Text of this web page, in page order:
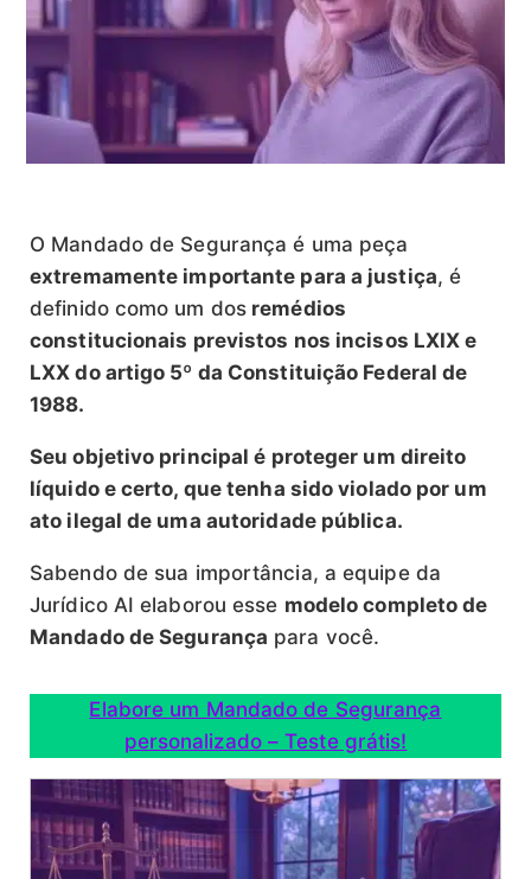
O Mandado de Segurança é uma peça
extremamente importante para a justiça, é
definido como um dos remédios
constitucionais previstos nos incisos LXIX e
LXX do artigo 5º da Constituição Federal de
1988.
Seu objetivo principal é proteger um direito
líquido e certo, que tenha sido violado por um
ato ilegal de uma autoridade pública.
Sabendo de sua importância, a equipe da
Jurídico AI elaborou esse modelo completo de
Mandado de Segurança para você.
Elabore um Mandado de Segurança
personalizado – Teste grátis!